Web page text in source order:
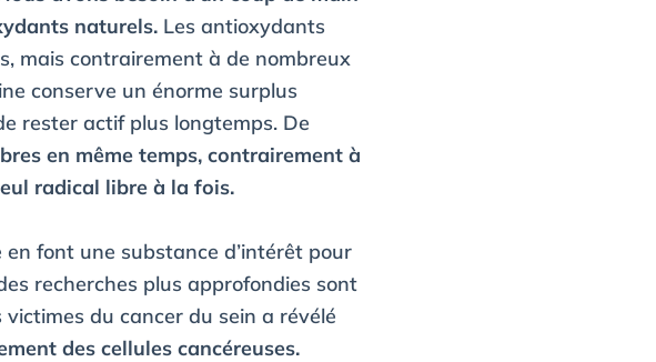
naturels. Les antioxydants
mais contrairement à de nombreux
conserve un énorme surplus
rester actif plus longtemps. De
en même temps, contrairement à
radical libre à la fois.
font une substance d’intérêt pour
recherches plus approfondies sont
du cancer du sein a révélé
des cellules cancéreuses.